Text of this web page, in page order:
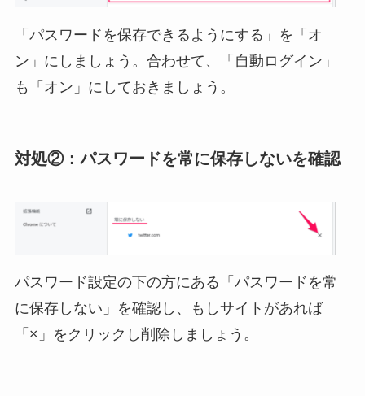
「パスワードを保存できるようにする」を「オ
ン」にしましょう。合わせて、「自動ログイン」
も「オン」にしておきましょう。
対処②：パスワードを常に保存しないを確認
パスワード設定の下の方にある「パスワードを常
に保存しない」を確認し、もしサイトがあれば
「×」をクリックし削除しましょう。